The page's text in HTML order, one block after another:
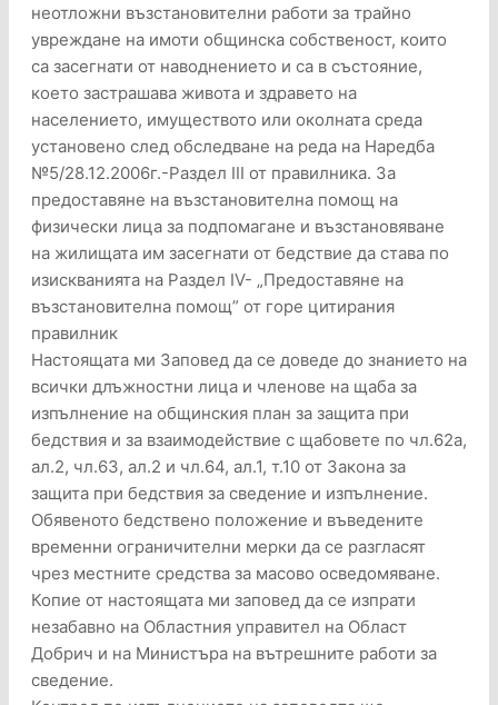
неотложни възстановителни работи за трайно
увреждане на имоти общинска собственост, които
са засегнати от наводнението и са в състояние,
което застрашава живота и здравето на
населението, имуществото или околната среда
установено след обследване на реда на Наредба
№5/28.12.2006г.-Раздел ІІІ от правилника. За
предоставяне на възстановителна помощ на
физически лица за подпомагане и възстановяване
на жилищата им засегнати от бедствие да става по
изискванията на Раздел ІV- „Предоставяне на
възстановителна помощ” от горе цитирания
правилник
Настоящата ми Заповед да се доведе до знанието на
всички длъжностни лица и членове на щаба за
изпълнение на общинския план за защита при
бедствия и за взаимодействие с щабовете по чл.62а,
ал.2, чл.63, ал.2 и чл.64, ал.1, т.10 от Закона за
защита при бедствия за сведение и изпълнение.
Обявеното бедствено положение и въведените
временни ограничителни мерки да се разгласят
чрез местните средства за масово осведомяване.
Копие от настоящата ми заповед да се изпрати
незабавно на Областния управител на Област
Добрич и на Министъра на вътрешните работи за
сведение.